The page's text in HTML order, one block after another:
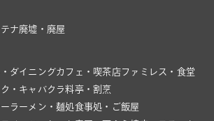
ナ廃墟・廃屋
ダイニングカフェ・喫茶店ファミレス・食堂
・キャバクラ料亭・割烹
ラーメン・麺処食事処・ご飯屋